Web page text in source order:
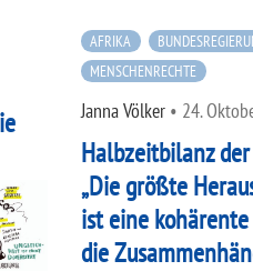
AFRIKA
MENSCHENRECHTE
Janna Völker• 24.
Halbzeitbilanz
„Die größte
ist eine
die